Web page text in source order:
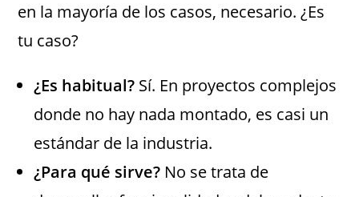
en la mayoría de los casos, necesario. ¿Es
tu caso?
¿Es habitual? Sí. En proyectos complejos
donde no hay nada montado, es casi un
estándar de la industria.
¿Para qué sirve? No se trata de